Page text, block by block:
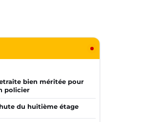
bien méritée pour
policier
du huitième étage